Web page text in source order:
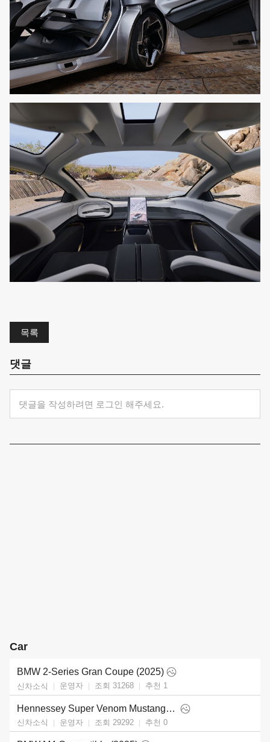
목록
댓글
댓글을 작성하려면 로그인 해주세요.
Car
BMW 2-Series Gran Coupe (2025)
신차소식 운영자 조회 31268 추천 1
Hennessey Super Venom Mustang Dark Horse (2025)
신차소식 운영자 조회 29292 추천 0